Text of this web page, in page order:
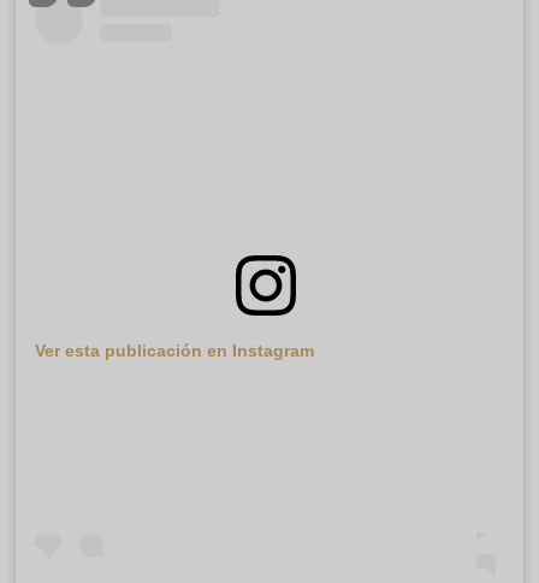
Ver esta publicación en Instagram